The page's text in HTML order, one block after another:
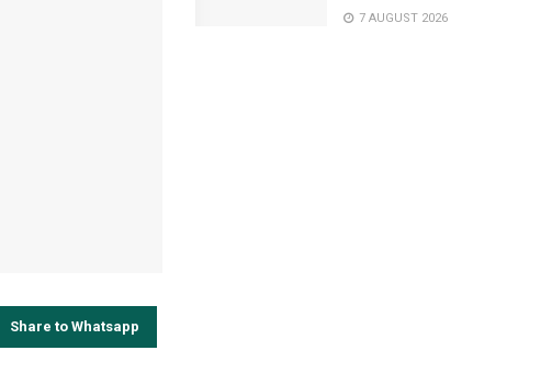
Share to Whatsapp
7 AUGUST 2026